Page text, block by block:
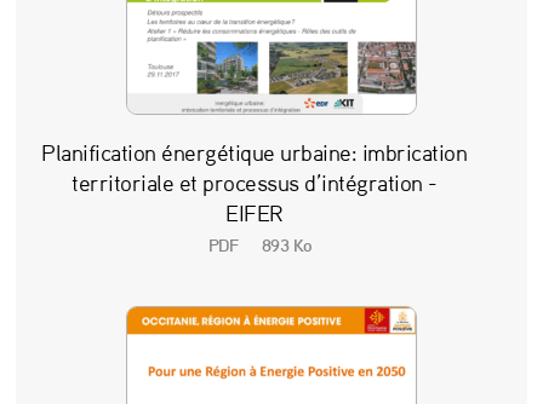
Planification énergétique urbaine: imbrication
territoriale et processus d’intégration -
EIFER
PDF 893 Ko